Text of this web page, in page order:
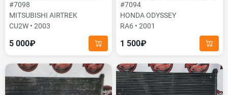
#7098
MITSUBISHI AIRTREK
CU2W • 2003
5 000₽
#7094
HONDA ODYSSEY
RA6 • 2001
1 500₽